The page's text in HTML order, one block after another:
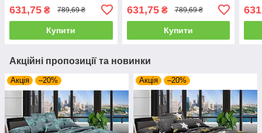
631,75 ₴ 789,69 ₴
Купити
631,75₴ 789,69 ₴
Купити
Акційні пропозиції та новинки
Акція –20% Акція –20%